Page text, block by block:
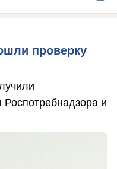
проверку
и